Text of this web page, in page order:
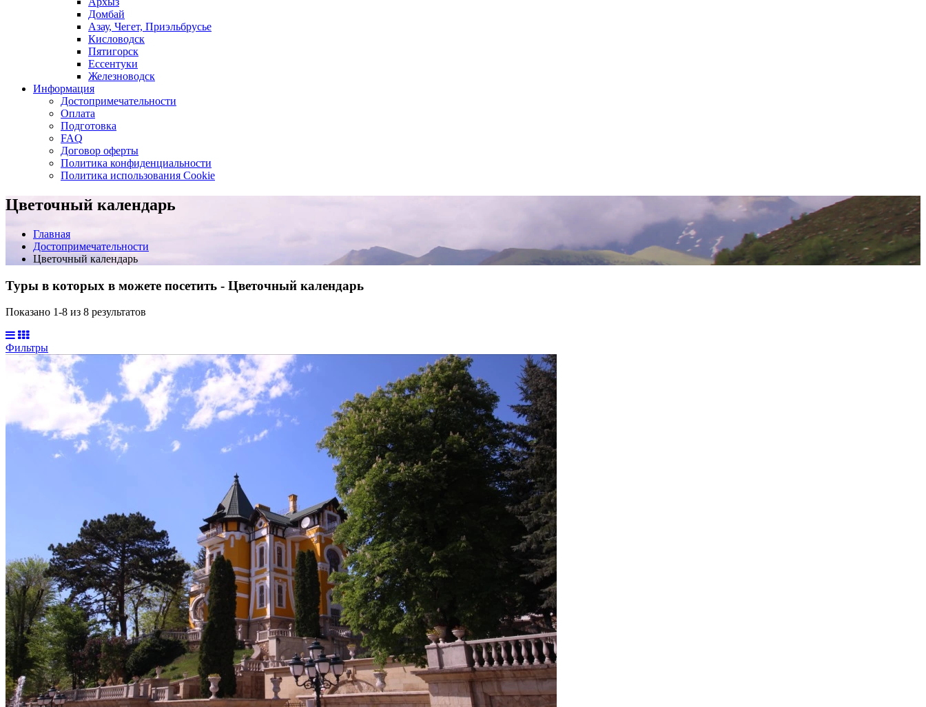
Домбай
Азау, Чегет, Приэльбрусье
Кисловодск
Пятигорск
Ессентуки
Железноводск
Информация
Достопримечательности
Оплата
Подготовка
FAQ
Договор оферты
Политика конфиденциальности
Политика использования Cookie
Цветочный календарь
Главная
Достопримечательности
Цветочный календарь
Туры в которых в можете посетить - Цветочный календарь
Показано 1-8 из 8 результатов
Фильтры